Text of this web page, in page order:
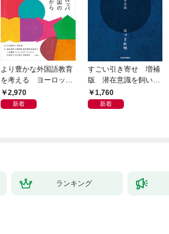
より豊かな外国語教育
を考える ヨーロッパ
9か国の事例から
2,970
新着
すごい引き寄せ 増補
版 潜在意識を飼い馴
らす方法
1,760
新着
ランキング